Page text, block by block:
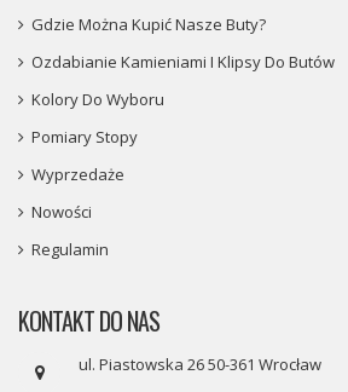
Gdzie Można Kupić Nasze Buty?
Ozdabianie Kamieniami I Klipsy Do Butów
Kolory Do Wyboru
Pomiary Stopy
Wyprzedaże
Nowości
Regulamin
KONTAKT DO NAS
ul. Piastowska 26 50-361 Wrocław